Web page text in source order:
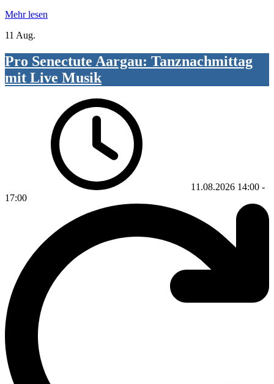
Mehr lesen
11 Aug.
Pro Senectute Aargau: Tanznachmittag
mit Live Musik
11.08.2026 14:00 -
17:00